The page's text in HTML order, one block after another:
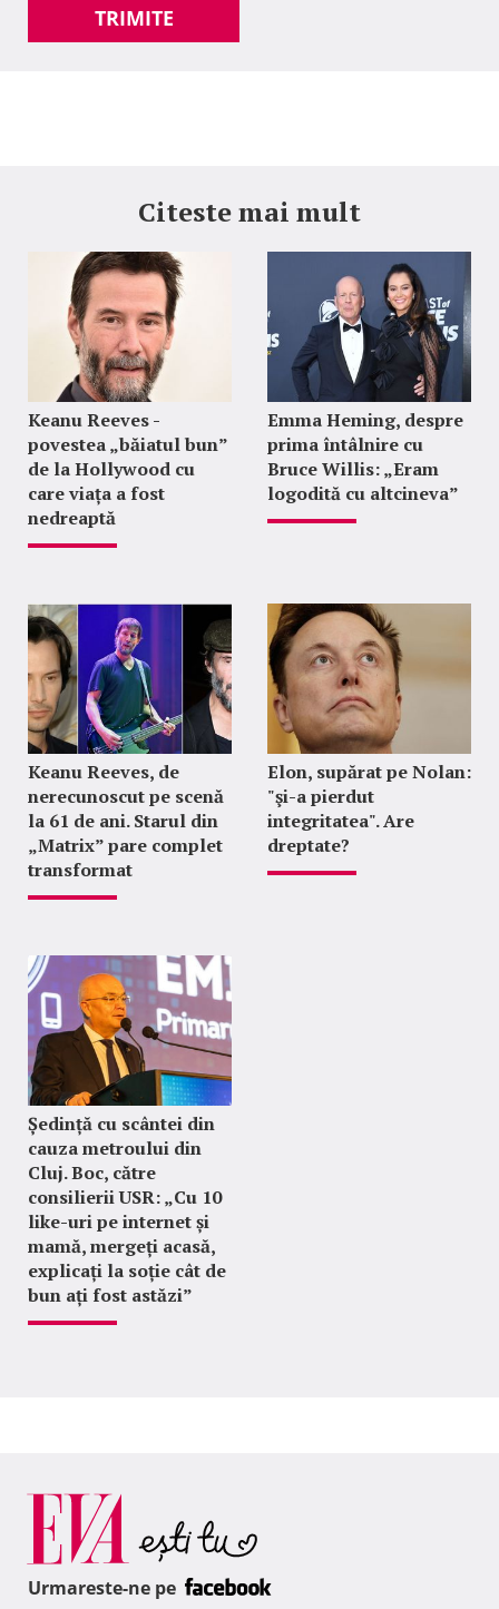
TRIMITE
Citeste mai mult
Keanu Reeves -
povestea „băiatul bun”
de la Hollywood cu
care viața a fost
nedreaptă
Emma Heming, despre
prima întâlnire cu
Bruce Willis: „Eram
logodită cu altcineva”
Keanu Reeves, de
nerecunoscut pe scenă
la 61 de ani. Starul din
„Matrix” pare complet
transformat
Elon, supărat pe Nolan:
"şi-a pierdut
integritatea". Are
dreptate?
Ședință cu scântei din
cauza metroului din
Cluj. Boc, către
consilierii USR: „Cu 10
like-uri pe internet și
mamă, mergeți acasă,
explicați la soție cât de
bun ați fost astăzi”
Urmareste-ne pe